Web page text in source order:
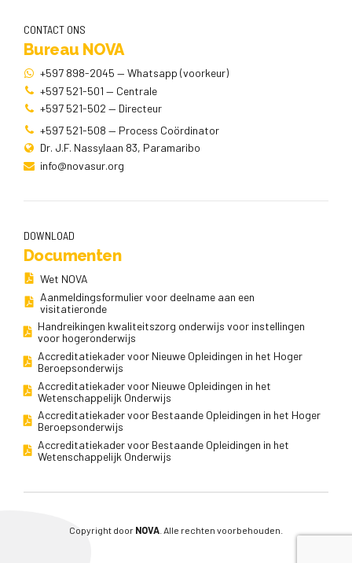
CONTACT ONS
Bureau NOVA
+597 898-2045 — Whatsapp (voorkeur)
+597 521-501 — Centrale
+597 521-502 — Directeur
+597 521-508 — Process Coördinator
Dr. J.F. Nassylaan 83, Paramaribo
info@novasur.org
DOWNLOAD
Documenten
Wet NOVA
Aanmeldingsformulier voor deelname aan een
visitatieronde
Handreikingen kwaliteitszorg onderwijs voor instellingen
voor hogeronderwijs
Accreditatiekader voor Nieuwe Opleidingen in het Hoger
Beroepsonderwijs
Accreditatiekader voor Nieuwe Opleidingen in het
Wetenschappelijk Onderwijs
Accreditatiekader voor Bestaande Opleidingen in het Hoger
Beroepsonderwijs
Accreditatiekader voor Bestaande Opleidingen in het
Wetenschappelijk Onderwijs
Copyright door NOVA . Alle rechten voorbehouden.